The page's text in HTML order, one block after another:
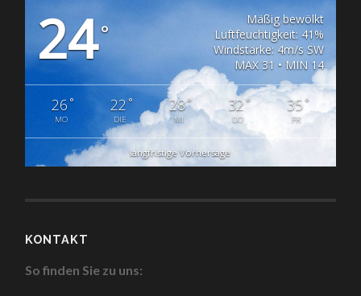
24°
Mäßig bewölkt
Luftfeuchtigkeit: 41%
Windstärke: 4m/s SW
MAX 31 • MIN 14
26°
MO
22 °
DIE
28°
MI
32°
DO
35°
FR
langfristige Vorhersage
KONTAKT
So finden Sie zu uns: